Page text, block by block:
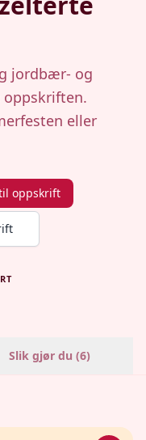
jordbær- og
oppskriften.
eller
oppskrift
Slik gjør du (6)